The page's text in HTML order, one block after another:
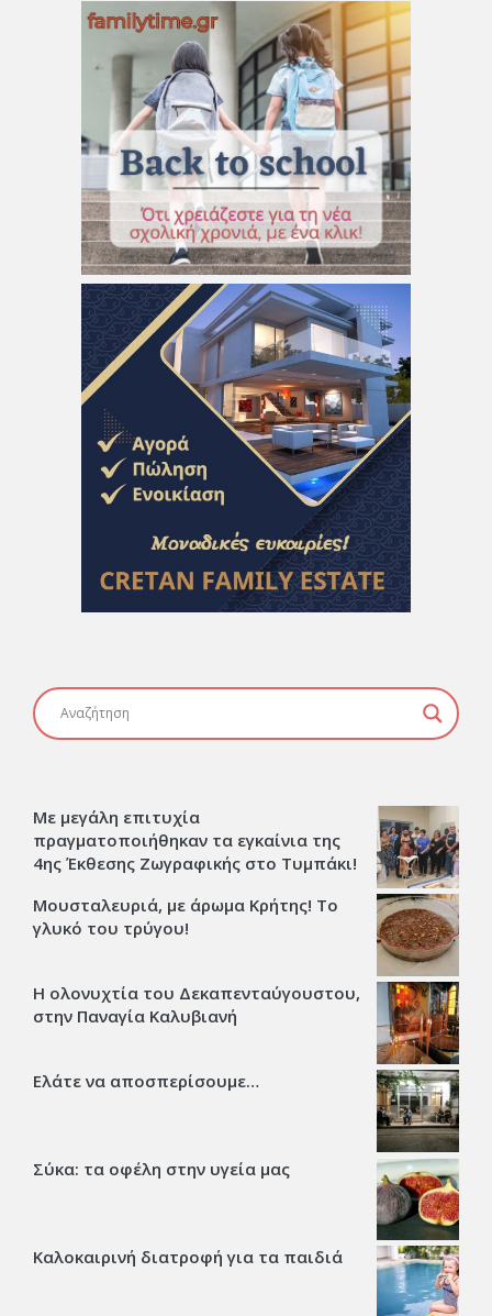
Με μεγάλη επιτυχία
πραγματοποιήθηκαν τα εγκαίνια της
4ης Έκθεσης Ζωγραφικής στο Τυμπάκι!
Μουσταλευριά, με άρωμα Κρήτης! Το
γλυκό του τρύγου!
Η ολονυχτία του Δεκαπενταύγουστου,
στην Παναγία Καλυβιανή
Ελάτε να αποσπερίσουμε…
Σύκα: τα οφέλη στην υγεία μας
Καλοκαιρινή διατροφή για τα παιδιά